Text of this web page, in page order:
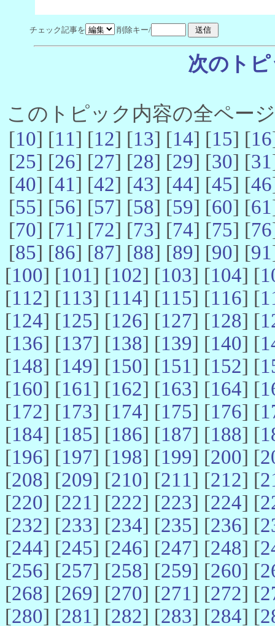
チェック記事を 削除キー/
次のト
このトピック内容の全ペー
[10] [11] [12] [13] [14] [15] [16
[25] [26] [27] [28] [29] [30] [31
[40] [41] [42] [43] [44] [45] [46
[55] [56] [57] [58] [59] [60] [61
[70] [71] [72] [73] [74] [75] [76
[85] [86] [87] [88] [89] [90] [91
[100] [101] [102] [103] [104] [
[112] [113] [114] [115] [116] [
[124] [125] [126] [127] [128] [
[136] [137] [138] [139] [140] [
[148] [149] [150] [151] [152] [
[160] [161] [162] [163] [164] [
[172] [173] [174] [175] [176] [
[184] [185] [186] [187] [188] [
[196] [197] [198] [199] [200] [
[208] [209] [210] [211] [212] [
[220] [221] [222] [223] [224] [
[232] [233] [234] [235] [236] [
[244] [245] [246] [247] [248] [
[256] [257] [258] [259] [260] [
[268] [269] [270] [271] [272] [
[280] [281] [282] [283] [284] [